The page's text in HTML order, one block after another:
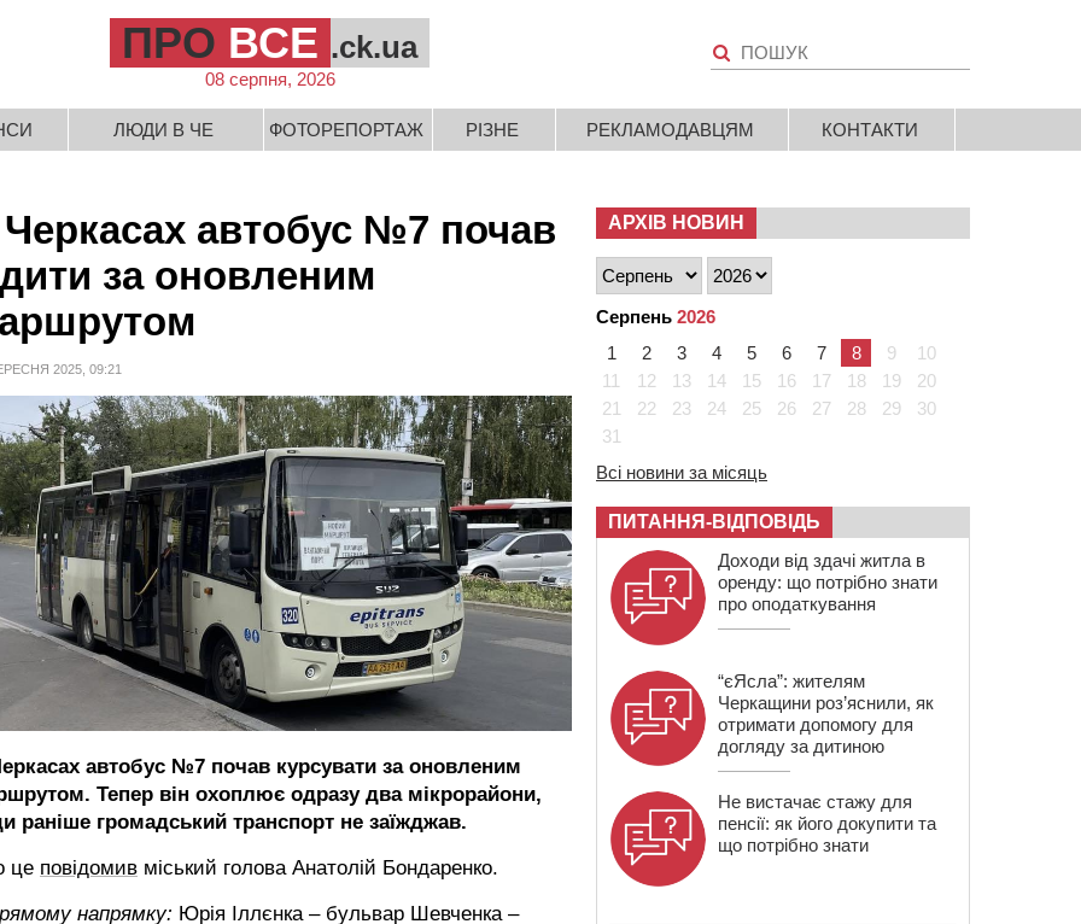
ПРО ВСЕ .ck.ua
08 серпня, 2026
ЛЮДИ В ЧЕ ФОТОРЕПОРТАЖ РІЗНЕ РЕКЛАМОДАВЦЯМ КОНТАКТИ
автобус №7 почав
за оновленим
2025, 09:21
автобус №7 почав курсувати за оновленим
Тепер він охоплює одразу два мікрорайони,
раніше громадський транспорт не заїжджав.
це повідомив міський голова Анатолій Бондаренко.
напрямку: Юрія Іллєнка – бульвар Шевченка –
АРХІВ НОВИН
Серпень 2026
1
2 3 4 5 6 7 8 9
10
11
12 13 14 15 16 17 18 19
20
21
22 23 24 25 26 27 28 29
30
31
Всі новини за місяць
ПИТАННЯ-ВІДПОВІДЬ
Доходи від здачі житла в
оренду: що потрібно знати
про оподаткування
“єЯсла”: жителям
Черкащини роз’яснили, як
отримати допомогу для
догляду за дитиною
Не вистачає стажу для
пенсії: як його докупити та
що потрібно знати